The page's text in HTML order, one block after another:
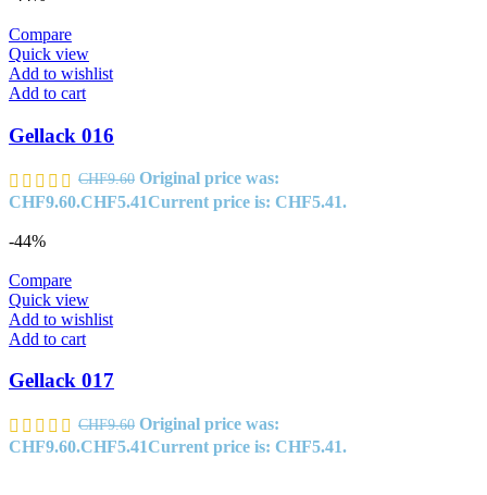
Compare
Quick view
Add to wishlist
Add to cart
Gellack 016
CHF9.60 Original price was:
CHF9.60.CHF5.41Current price is: CHF5.41.
-44%
Compare
Quick view
Add to wishlist
Add to cart
Gellack 017
CHF9.60 Original price was:
CHF9.60.CHF5.41Current price is: CHF5.41.